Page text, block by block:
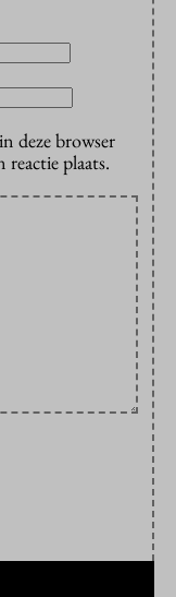
deze browser
reactie plaats.